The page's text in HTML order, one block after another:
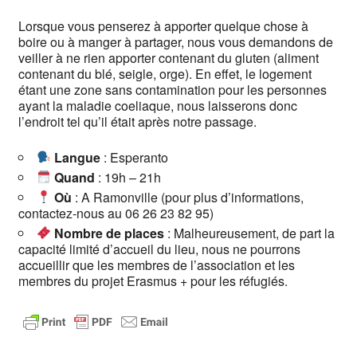
Lorsque vous penserez à apporter quelque chose à
boire ou à manger à partager, nous vous demandons de
veiller à ne rien apporter contenant du gluten (aliment
contenant du blé, seigle, orge). En effet, le logement
étant une zone sans contamination pour les personnes
ayant la maladie coeliaque, nous laisserons donc
l’endroit tel qu’il était après notre passage.
​ Langue : Esperanto
Quand : 19h – 21h
Où : A Ramonville (pour plus d’informations,
contactez-nous au 06 26 23 82 95)
Nombre de places : Malheureusement, de part la
capacité limité d’accueil du lieu, nous ne pourrons
accueillir que les membres de l’association et les
membres du projet Erasmus + pour les réfugiés.